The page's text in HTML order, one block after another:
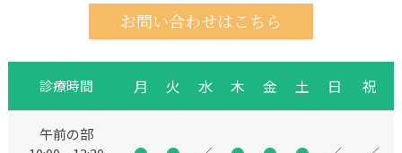
お問い合わせはこちら
診療時間 月 火 水 木 金 土 日 祝
午前の部